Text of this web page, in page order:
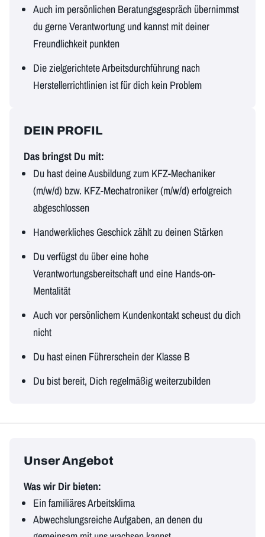
Auch im persönlichen Beratungsgespräch übernimmst
du gerne Verantwortung und kannst mit deiner
Freundlichkeit punkten
Die zielgerichtete Arbeitsdurchführung nach
Herstellerrichtlinien ist für dich kein Problem
DEIN PROFIL
Das bringst Du mit:
Du hast deine Ausbildung zum KFZ-Mechaniker
(m/w/d) bzw. KFZ-Mechatroniker (m/w/d) erfolgreich
abgeschlossen
Handwerkliches Geschick zählt zu deinen Stärken
Du verfügst du über eine hohe
Verantwortungsbereitschaft und eine Hands-on-
Mentalität
Auch vor persönlichem Kundenkontakt scheust du dich
nicht
Du hast einen Führerschein der Klasse B
Du bist bereit, Dich regelmäßig weiterzubilden
Unser Angebot
Was wir Dir bieten:
Ein familiäres Arbeitsklima
Abwechslungsreiche Aufgaben, an denen du